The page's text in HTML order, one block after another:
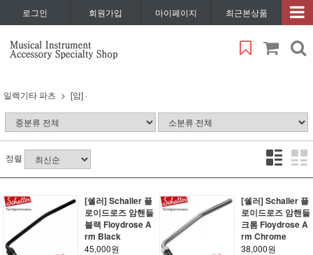
로그인 회원가입 마이페이지 최근본상품
일렉기타 파츠 [암] ·
정렬
[쉘러] Schaller 플
로이드로즈 암핸들
블랙 Floydrose A
rm Black
45,000원
[쉘러] Schaller 플
로이드로즈 암핸들
크롬 Floydrose A
rm Chrome
38,000원